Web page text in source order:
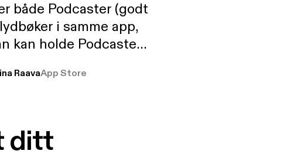
både Podcaster (godt
i samme app,
kan holde Podcaster
RaavaApp Store
ditt